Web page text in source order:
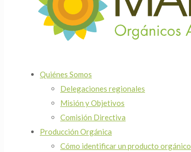
Quiénes Somos
Delegaciones regionales
Misión y Objetivos
Comisión Directiva
Producción Orgánica
Cómo identificar un producto orgánico